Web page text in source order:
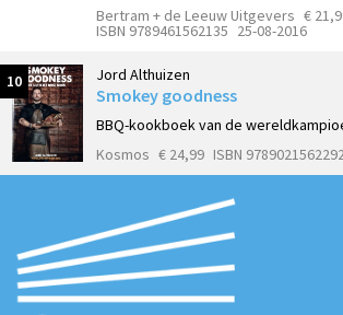
Bertram + de Leeuw Uitgevers €
ISBN 9789461562135 25-08-2016
10 Jord Althuizen
Smokey goodness
BBQ-kookboek van de
Kosmos € 24,99 ISBN